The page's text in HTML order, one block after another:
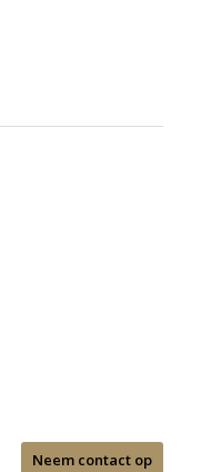
Neem contact op